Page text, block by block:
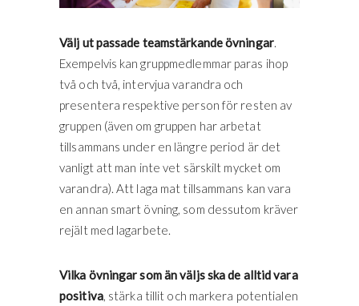
Välj ut passade teamstärkande övningar.
Exempelvis kan gruppmedlemmar paras ihop
två och två, intervjua varandra och
presentera respektive person för resten av
gruppen (även om gruppen har arbetat
tillsammans under en längre period är det
vanligt att man inte vet särskilt mycket om
varandra). Att laga mat tillsammans kan vara
en annan smart övning, som dessutom kräver
rejält med lagarbete.
Vilka övningar som än väljs ska de alltid vara
positiva, stärka tillit och markera potentialen